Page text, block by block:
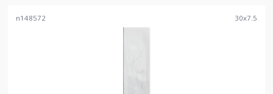
n148572 30x7.5